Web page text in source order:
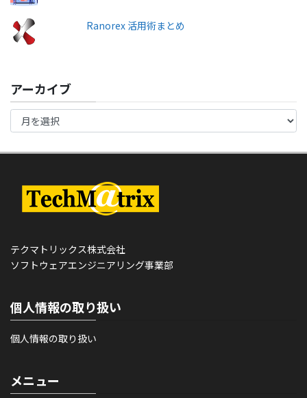
Ranorex 活用術まとめ
アーカイブ
テクマトリックス株式会社
ソフトウェアエンジニアリング事業部
個人情報の取り扱い
個人情報の取り扱い
メニュー